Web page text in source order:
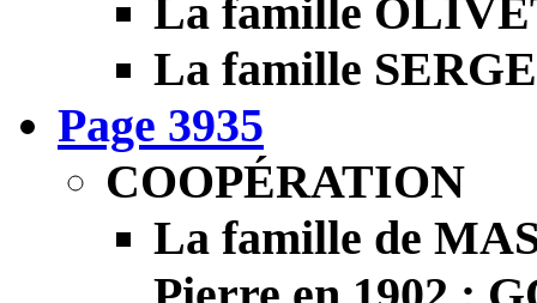
La famille
La famille
Page 3935
COOPÉRATION
La famille de